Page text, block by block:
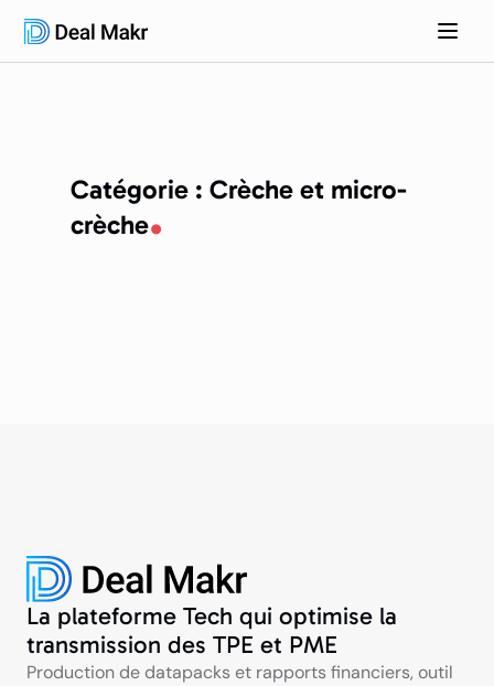
Catégorie : Crèche et micro-
crèche
La plateforme Tech qui optimise la
transmission des TPE et PME
Production de datapacks et rapports financiers, outil